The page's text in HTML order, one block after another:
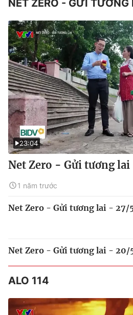
NET ZERO - GỬI TƯƠNG
23:04
Net Zero - Gửi tương
1 năm trước
Net Zero - Gửi tương lai - 27/
Net Zero - Gửi tương lai - 20/
ALO 114